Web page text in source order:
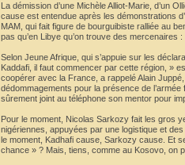
La démission d’une Michèle Alliot-Marie, d’un
cause est entendue après les démonstrations
MAM, qui fait figure de bourguibiste ralliée au
pas qu’en Libye qu’on trouve des
Selon Jeune Afrique, qui s’appuie sur les
Kaddafi, il faut commencer par cette région, »
coopérer avec la France, a rappelé Alain
dédommagements pour la présence de
sûrement joint au téléphone son mentor pour
Pour le moment, Nicolas Sarkozy fait les gros
nigériennes, appuyées par une logistique et
le moment, Kadhafi cause, Sarkozy cause. Et
chance » ? Mais, tiens, comme au Kosovo, on